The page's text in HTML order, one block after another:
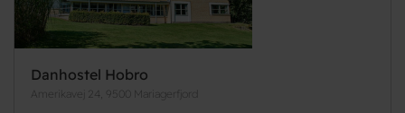
Danhostel Hobro
Amerikavej 24, 9500 Mariagerfjord